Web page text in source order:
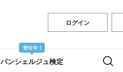
ログイン
パンシェルジュ検定